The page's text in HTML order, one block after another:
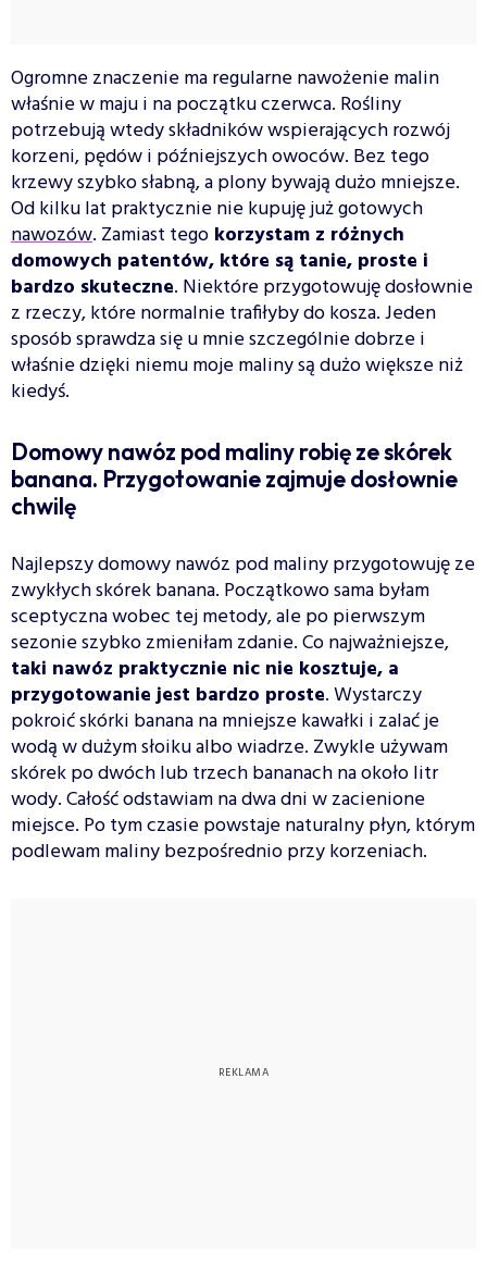
Ogromne znaczenie ma regularne nawożenie malin
właśnie w maju i na początku czerwca. Rośliny
potrzebują wtedy składników wspierających rozwój
korzeni, pędów i późniejszych owoców. Bez tego
krzewy szybko słabną, a plony bywają dużo mniejsze.
Od kilku lat praktycznie nie kupuję już gotowych
nawozów. Zamiast tego korzystam z różnych
domowych patentów, które są tanie, proste i
bardzo skuteczne. Niektóre przygotowuję dosłownie
z rzeczy, które normalnie trafiłyby do kosza. Jeden
sposób sprawdza się u mnie szczególnie dobrze i
właśnie dzięki niemu moje maliny są dużo większe niż
kiedyś.
Domowy nawóz pod maliny robię ze skórek
banana. Przygotowanie zajmuje dosłownie
chwilę
Najlepszy domowy nawóz pod maliny przygotowuję ze
zwykłych skórek banana. Początkowo sama byłam
sceptyczna wobec tej metody, ale po pierwszym
sezonie szybko zmieniłam zdanie. Co najważniejsze,
taki nawóz praktycznie nic nie kosztuje, a
przygotowanie jest bardzo proste. Wystarczy
pokroić skórki banana na mniejsze kawałki i zalać je
wodą w dużym słoiku albo wiadrze. Zwykle używam
skórek po dwóch lub trzech bananach na około litr
wody. Całość odstawiam na dwa dni w zacienione
miejsce. Po tym czasie powstaje naturalny płyn, którym
podlewam maliny bezpośrednio przy korzeniach.